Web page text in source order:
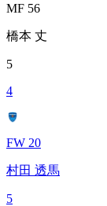
MF 56
橋本 丈
5
4
FW 20
村田 透馬
5